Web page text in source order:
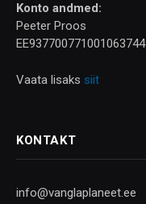
Konto andmed:
Peeter Proos
EE937700771001063744
Vaata lisaks siit
KONTAKT
info@vanglaplaneet.ee